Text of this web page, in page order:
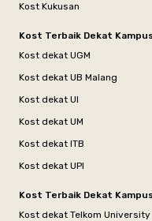
Kost Kukusan
Kost Terbaik Dekat
Kost dekat UGM
Kost dekat UB Malang
Kost dekat UI
Kost dekat UM
Kost dekat ITB
Kost dekat UPI
Kost Terbaik Dekat
Kost dekat Telkom University